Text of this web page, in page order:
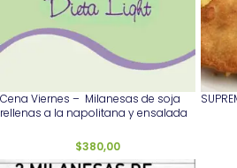
Cena Viernes – Milanesas de soja
rellenas a la napolitana y ensalada
$380,00